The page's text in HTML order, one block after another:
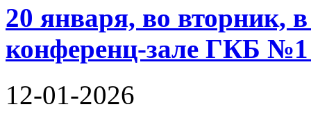
20 января, во вторник,
конференц-зале ГКБ
12-01-2026